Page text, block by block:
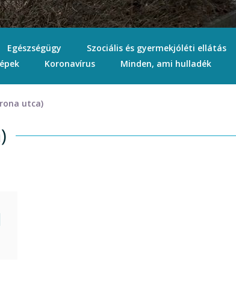
Egészségügy Szociális és gyermekjóléti ellátás
Koronavírus Minden, ami hulladék
utca)